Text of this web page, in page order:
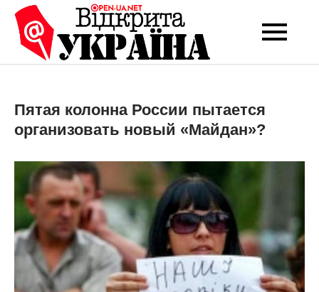
Перейти
вмісту
Open-UA
NET
Це ваше надійне
експертних думок
Пятая колонна России пытается
организовать новый «Майдан»?